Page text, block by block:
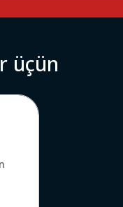
r üçün